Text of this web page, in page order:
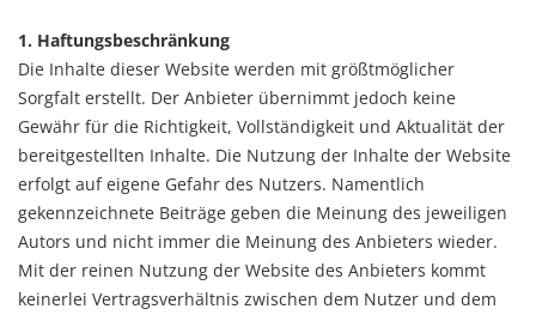
1. Haftungsbeschränkung
Die Inhalte dieser Website werden mit größtmöglicher
Sorgfalt erstellt. Der Anbieter übernimmt jedoch keine
Gewähr für die Richtigkeit, Vollständigkeit und Aktualität der
bereitgestellten Inhalte. Die Nutzung der Inhalte der Website
erfolgt auf eigene Gefahr des Nutzers. Namentlich
gekennzeichnete Beiträge geben die Meinung des jeweiligen
Autors und nicht immer die Meinung des Anbieters wieder.
Mit der reinen Nutzung der Website des Anbieters kommt
keinerlei Vertragsverhältnis zwischen dem Nutzer und dem